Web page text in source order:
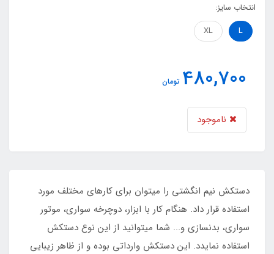
انتخاب سایز:
L
XL
480,700 تومان
ناموجود
دستکش نیم انگشتی را میتوان برای کارهای مختلف مورد
استفاده قرار داد. هنگام کار با ابزار، دوچرخه سواری، موتور
سواری، بدنسازی و... شما میتوانید از این نوع دستکش
استفاده نمایدد. این دستکش وارداتی بوده و از ظاهر زیبایی